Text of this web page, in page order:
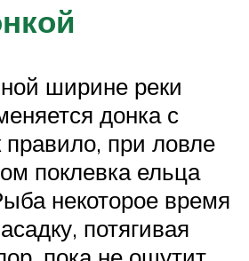
ширине реки
донка с
правило, при ловле
поклевка ельца
некоторое время
потягивая